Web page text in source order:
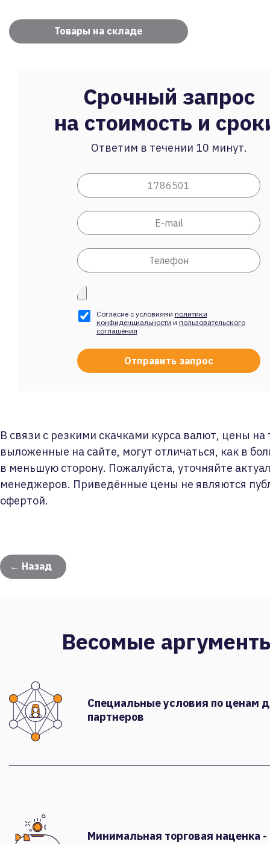
Товары на складе
Срочный запрос
на стоимость и
Ответим в течении 10 минут.
Согласие с условиями политики
конфиденциальности и пользовательского
соглашения
В связи с резкими скачками курса валют, цены на
выложенные на сайте, могут отличаться, как в
в меньшую сторону. Пожалуйста, уточняйте
менеджеров. Приведённые цены не являются
офертой.
← Назад
Весомые
Специальные условия по ценам
партнеров
Минимальная торговая наценка